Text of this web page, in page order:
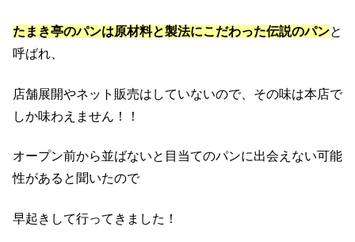
たまき亭のパンは原材料と製法にこだわった伝説のパンと
呼ばれ、
店舗展開やネット販売はしていないので、その味は本店で
しか味わえません！！
オープン前から並ばないと目当てのパンに出会えない可能
性があると聞いたので
早起きして行ってきました！